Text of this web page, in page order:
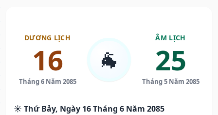
DƯƠNG LỊCH
16
Tháng 6 Năm 2085
🐐
ÂM LỊCH
25
Tháng 5 Năm 2085
☀️ Thứ Bảy, Ngày 16 Tháng 6 Năm 2085